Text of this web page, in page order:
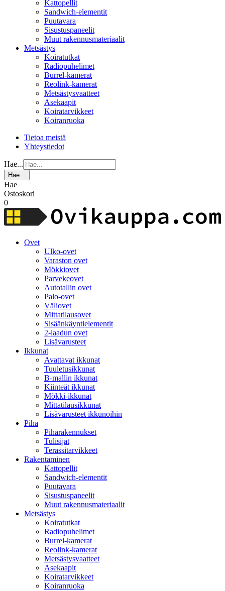
Kattopellit
Sandwich-elementit
Puutavara
Sisustuspaneelit
Muut rakennusmateriaalit
Metsästys
Koiratutkat
Radiopuhelimet
Burrel-kamerat
Reolink-kamerat
Metsästysvaatteet
Asekaapit
Koiratarvikkeet
Koiranruoka
Tietoa meistä
Yhteystiedot
Hae...
Hae...
Hae
Ostoskori
0
Ovet
Ulko-ovet
Varaston ovet
Mökkiovet
Parvekeovet
Autotallin ovet
Palo-ovet
Väliovet
Mittatilausovet
Sisäänkäyntielementit
2-laadun ovet
Lisävarusteet
Ikkunat
Avattavat ikkunat
Tuuletusikkunat
B-mallin ikkunat
Kiinteät ikkunat
Mökki-ikkunat
Mittatilausikkunat
Lisävarusteet ikkunoihin
Piha
Piharakennukset
Tulisijat
Terassitarvikkeet
Rakentaminen
Kattopellit
Sandwich-elementit
Puutavara
Sisustuspaneelit
Muut rakennusmateriaalit
Metsästys
Koiratutkat
Radiopuhelimet
Burrel-kamerat
Reolink-kamerat
Metsästysvaatteet
Asekaapit
Koiratarvikkeet
Koiranruoka